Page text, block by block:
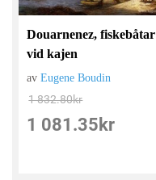
Douarnenez, fiskebåtar
vid kajen
avEugene Boudin
1 832.80kr
1 081.35 kr